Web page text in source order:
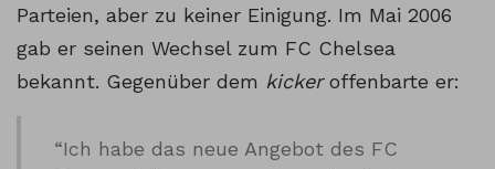
Parteien, aber zu keiner Einigung. Im Mai 2006
gab er seinen Wechsel zum FC Chelsea
bekannt. Gegenüber dem kickeroffenbarte er:
“Ich habe das neue Angebot des FC